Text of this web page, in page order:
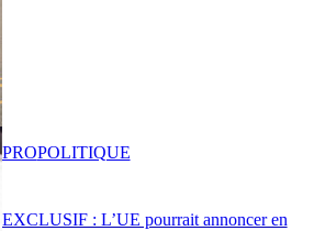
EXCLUSIF : L’UE pourrait annoncer en
PROPOLITIQUE